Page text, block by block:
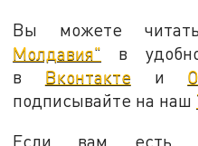
Вы можете
Молдавия" в
в Вконтактеи
подписывайте на наш
Если вам есть,